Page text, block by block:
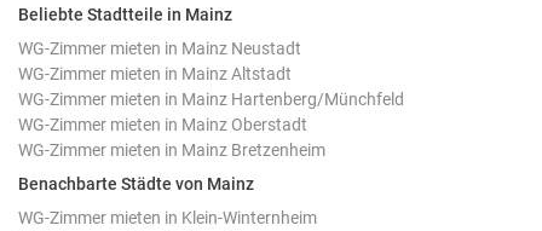
Beliebte Stadtteile in Mainz
WG-Zimmer mieten in Mainz Neustadt
WG-Zimmer mieten in Mainz Altstadt
WG-Zimmer mieten in Mainz Hartenberg/Münchfeld
WG-Zimmer mieten in Mainz Oberstadt
WG-Zimmer mieten in Mainz Bretzenheim
Benachbarte Städte von Mainz
WG-Zimmer mieten in Klein-Winternheim